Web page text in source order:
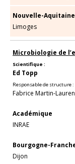
Nouvelle-Aquitaine
Limoges
Microbiologie de
Scientifique :
Ed Topp
Responsable de structure :
Fabrice Martin-
Académique
INRAE
Bourgogne-
Dijon